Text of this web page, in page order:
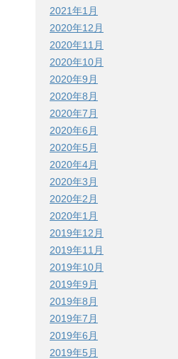
2021年1月
2020年12月
2020年11月
2020年10月
2020年9月
2020年8月
2020年7月
2020年6月
2020年5月
2020年4月
2020年3月
2020年2月
2020年1月
2019年12月
2019年11月
2019年10月
2019年9月
2019年8月
2019年7月
2019年6月
2019年5月